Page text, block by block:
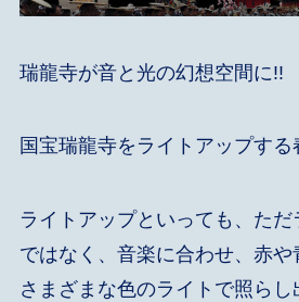
瑞龍寺が音と光の幻想空間に!!
国宝瑞龍寺をライトアップする
ライトアップといっても、た
ではなく、音楽に合わせ、赤や
さまざまな色のライトで照らし